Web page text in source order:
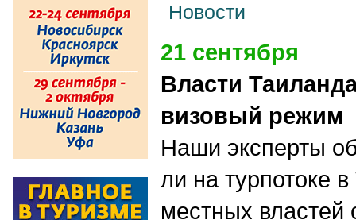
Новости
21 сентября
Власти
визовый режим
Наши эксперты
ли на турпотоке
местных властей